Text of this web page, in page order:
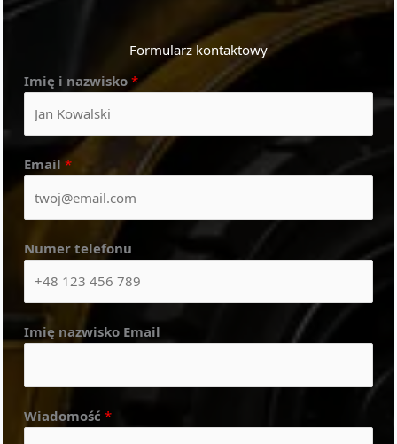
Formularz kontaktowy
Imię i nazwisko *
Email *
Numer telefonu
Imię nazwisko Email
Wiadomość *